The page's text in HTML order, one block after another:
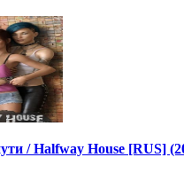
/ Halfway House [RUS]